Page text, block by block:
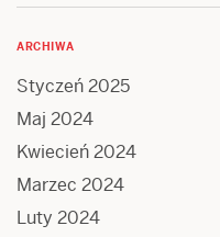
ARCHIWA
Styczeń 2025
Maj 2024
Kwiecień 2024
Marzec 2024
Luty 2024